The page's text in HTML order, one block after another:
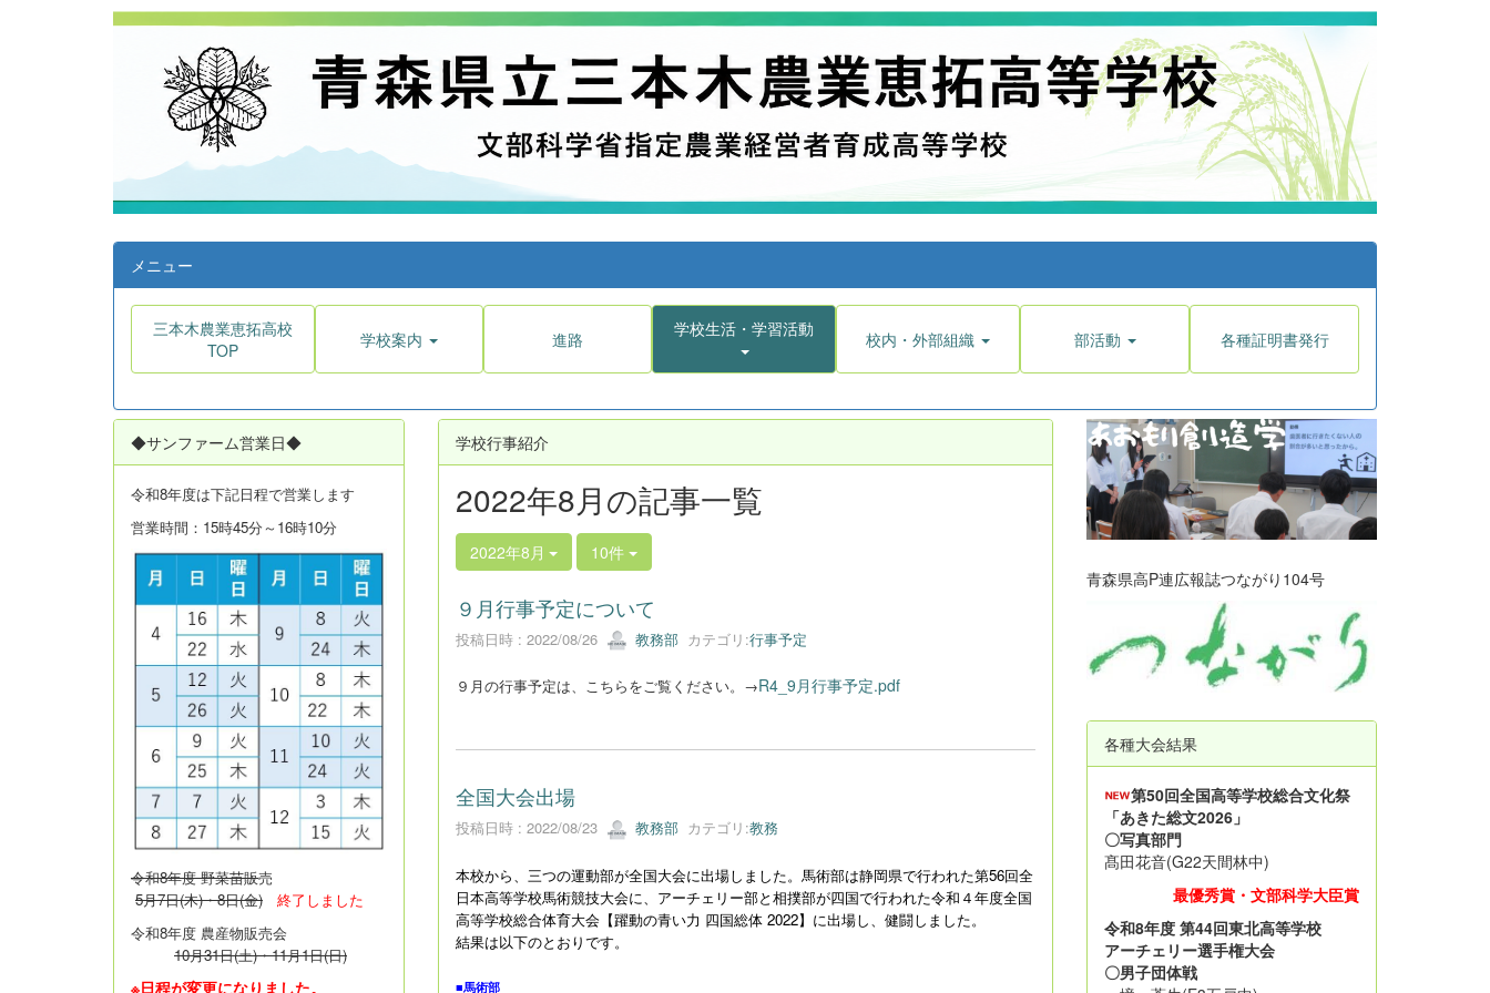
メニュー
三本木農業恵拓高校
TOP
学校案内 進路 学校生活・学習活動 校内・外部組織 部活動 各種証明書発行
学校行事紹介
2022年8月の記事一覧
2022年8月 10件
９月行事予定について
投稿日時 : 2022/08/26 教務部カテゴリ:行事予定
９月の行事予定は、こちらをご覧ください。→R4_9月行事予定.pdf
全国大会出場
投稿日時 : 2022/08/23 教務部カテゴリ:教務
本校から、三つの運動部が全国大会に出場しました。馬術部は静岡県で行われた第56回全
日本高等学校馬術競技大会に、アーチェリー部と相撲部が四国で行われた令和４年度全国
高等学校総合体育大会【躍動の青い力 四国総体 2022】に出場し、健闘しました。
結果は以下のとおりです。
■馬術部
◆サンファーム営業日◆
令和8年度は下記日程で営業します
営業時間：15時45分～16時10分
令和8年度 野菜苗販売
5月7日(木)・8日(金)
終了しました
令和8年度 農産物販売会
10月31日(土)・11月1日(日)
※日程が変更になりました。
青森県高P連広報誌つながり104号
各種大会結果
第50回全国高等学校総合文化祭
「あきた総文2026」
〇写真部門
髙田花音(G22天間林中)
最優秀賞・文部科学大臣賞
令和8年度 第44回東北高等学校
アーチェリー選手権大会
〇男子団体戦